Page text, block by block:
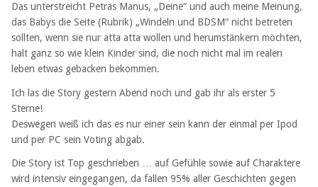
Das unterstreicht Petras Manus, „Deine“ und auch meine Meinung,
das Babys die Seite (Rubrik) „Windeln und BDSM“ nicht betreten
sollten, wenn sie nur atta atta wollen und herumstänkern möchten,
halt ganz so wie klein Kinder sind, die noch nicht mal im realen
leben etwas gebacken bekommen.
Ich las die Story gestern Abend noch und gab ihr als erster 5
Sterne!
Deswegen weiß ich das es nur einer sein kann der einmal per Ipod
und per PC sein Voting abgab.
Die Story ist Top geschrieben … auf Gefühle sowie auf Charaktere
wird intensiv eingegangen, da fallen 95% aller Geschichten gegen